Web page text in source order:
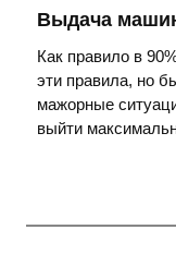
Выдача
Как правило в
эти правила, но
мажорные
выйти